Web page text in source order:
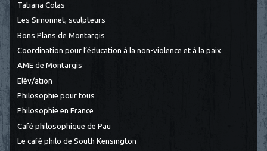
Tatiana Colas
Les Simonnet, sculpteurs
Bons Plans de Montargis
Coordination pour l’éducation à la non-violence et à la paix
AME de Montargis
Elèv/ation
Philosophie pour tous
Philosophie en France
Café philosophique de Pau
Le café philo de South Kensington